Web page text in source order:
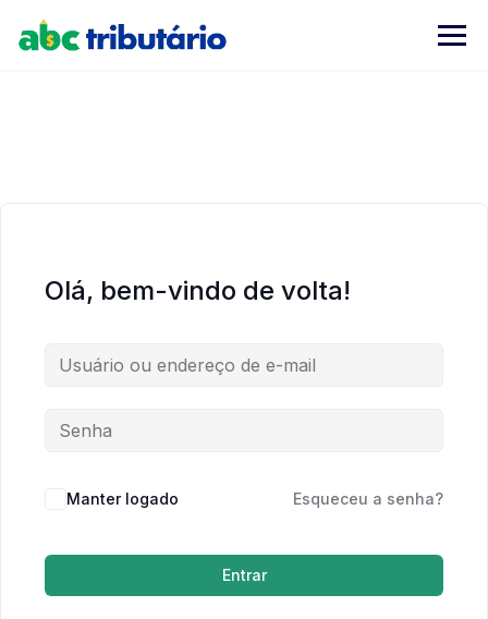
content
Olá, bem-vindo de volta!
Manter logado Esqueceu a senha?
Entrar